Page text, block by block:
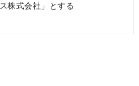
ス株式会社」とする